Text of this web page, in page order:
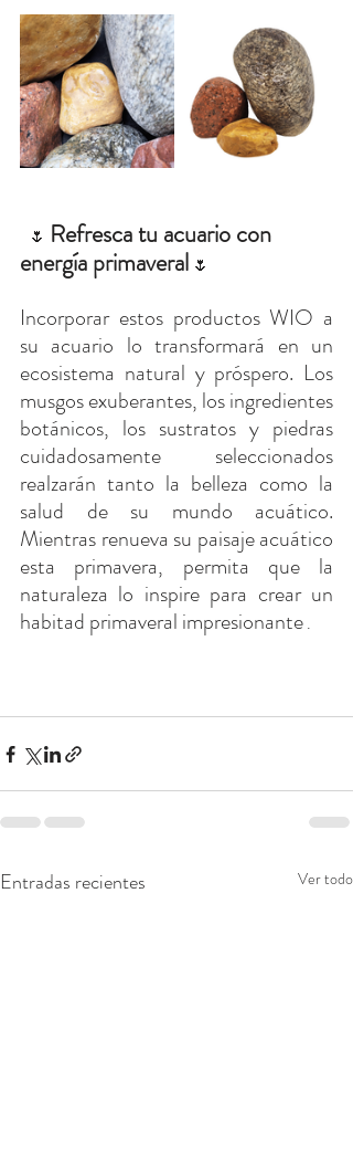
🌷 Refresca tu acuario con
energía primaveral 🌷
Incorporar estos productos WIO a
su acuario lo transformará en un
ecosistema natural y próspero. Los
musgos exuberantes, los ingredientes
botánicos, los sustratos y piedras
cuidadosamente seleccionados
realzarán tanto la belleza como la
salud de su mundo acuático.
Mientras renueva su paisaje acuático
esta primavera, permita que la
naturaleza lo inspire para crear un
habitad primaveral impresionante .
Entradas recientes Ver todo